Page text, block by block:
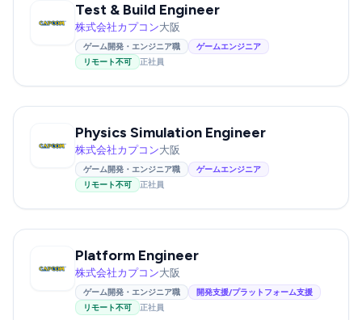
Test & Build Engineer
株式会社カプコン大阪
ゲーム開発・エンジニア職
ゲームエンジニア
リモート不可
正社員
Physics Simulation Engineer
株式会社カプコン大阪
ゲーム開発・エンジニア職
ゲームエンジニア
リモート不可
正社員
Platform Engineer
株式会社カプコン大阪
ゲーム開発・エンジニア職
開発支援/プラットフォーム支援
リモート不可
正社員